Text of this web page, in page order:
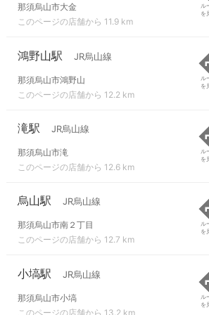
那須烏山市大金
このページの店舗から 11.9 km
ル
を
鴻野山駅 JR烏山線
那須烏山市鴻野山
このページの店舗から 12.2 km
ル
を
滝駅 JR烏山線
那須烏山市滝
このページの店舗から 12.6 km
ル
を
烏山駅 JR烏山線
那須烏山市南２丁目
このページの店舗から 12.7 km
ル
を
小塙駅 JR烏山線
那須烏山市小塙
このページの店舗から 13.2 km
ル
を